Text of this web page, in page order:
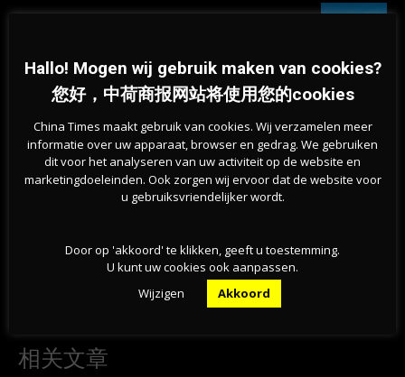
07-08-2026
Previous article
加薪吗？荷兰雇主：不应增加工资
推高通胀 VS 工会：他们在撒谎！
Next article
也没有那么冷：Buienradar报告
称，由于故障，布拉班特省今日气
相关文章
Hallo! Mogen wij gebruik maken van cookies?
您好，中荷商报网站将使用您的cookies
China Times maakt gebruik van cookies. Wij verzamelen meer
informatie over uw apparaat, browser en gedrag. We gebruiken
dit voor het analyseren van uw activiteit op de website en
marketingdoeleinden. Ook zorgen wij ervoor dat de website voor
u gebruiksvriendelijker wordt.
Door op 'akkoord' te klikken, geeft u toestemming.
U kunt uw cookies ook aanpassen.
Wijzigen
Akkoord